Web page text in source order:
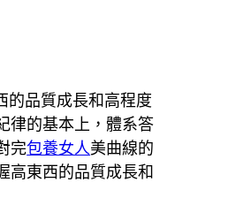
的品質成長和高程度
律的基本上，體系答
完包養女人美曲線的
高東西的品質成長和